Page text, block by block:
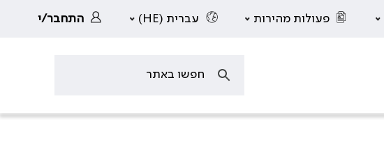
פעולות מהירות עברית (HE) התחבר/י